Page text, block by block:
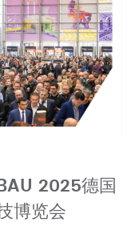
2025德国
博览会